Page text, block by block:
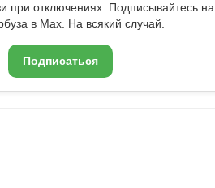
при отключениях. Подписывайтесь на
в Max. На всякий случай.
Подписаться